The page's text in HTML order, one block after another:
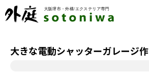
大きな電動シャッターガレージ